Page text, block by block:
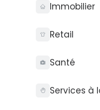
Immobilier
Retail
Santé
Services à
Exemple :